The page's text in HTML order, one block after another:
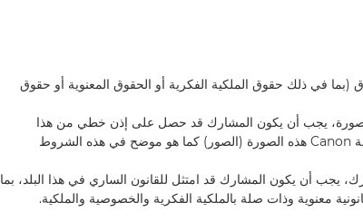
(بما في ذلك حقوق الملكية الفكرية أو الحقوق المعنوية أو حقوق
يجب أن يكون المشارك قد حصل على إذن خطي من هذا
الشخص (هؤلاء الأشخاص) يسمح باستخدام مجموعة Canon هذه الصورة (الصور) كما هو موضح في هذه الشروط
يجب أن يكون المشارك قد امتثل للقانون الساري في هذا البلد، بما
معنوية وذات صلة بالملكية الفكرية والخصوصية والملكية.